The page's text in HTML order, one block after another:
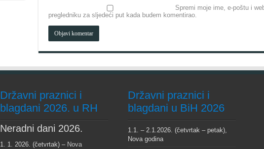
Spremi moje ime, e-poštu i
pregledniku za sljedeći put kada budem komentirao.
Državni praznici i
blagdani 2026. u RH
Neradni dani 2026.
1. 1. 2026. (četvrtak) – Nova
Državni praznici i
blagdani u BiH 2026
1.1. – 2.1.2026. (četvrtak – petak),
Nova godina